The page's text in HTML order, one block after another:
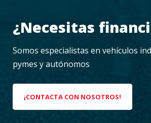
¿Necesitas
Somos especialistas en vehículos
pymes y autónomos
¡CONTACTA CON NOSOTROS!